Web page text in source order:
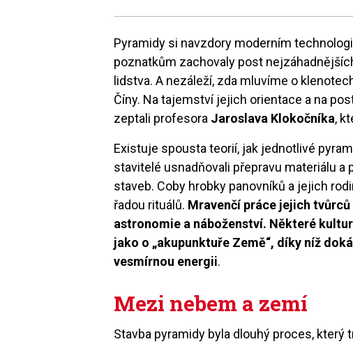
Pyramidy si navzdory moderním
poznatkům zachovaly post
lidstva. A nezáleží, zda mluvíme o
Číny. Na tajemství jejich orientace a na
zeptali profesora Jaroslava Klokočníka,
Existuje spousta teorií, jak jednotlivé
stavitelé usnadňovali přepravu materiálu
staveb. Coby hrobky panovníků a jejich
řadou rituálů. Mravenčí práce jejich
astronomie a náboženství. Některé
jako o „akupunktuře Země“, díky níž
vesmírnou energii.
Mezi nebem a zemí
Stavba pyramidy byla dlouhý proces,